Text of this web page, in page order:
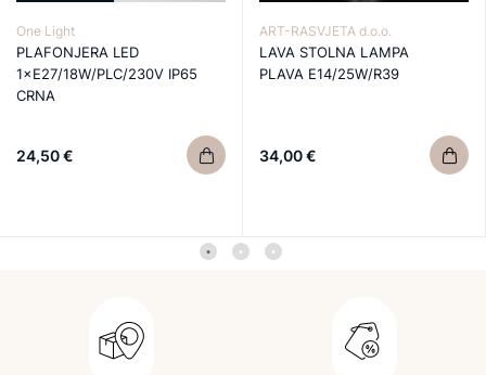
One Light
PLAFONJERA LED
1×E27/18W/PLC/230V IP65
CRNA
24,50 €
ART-RASVJETA d.o.o.
LAVA STOLNA LAMPA
PLAVA E14/25W/R39
34,00 €